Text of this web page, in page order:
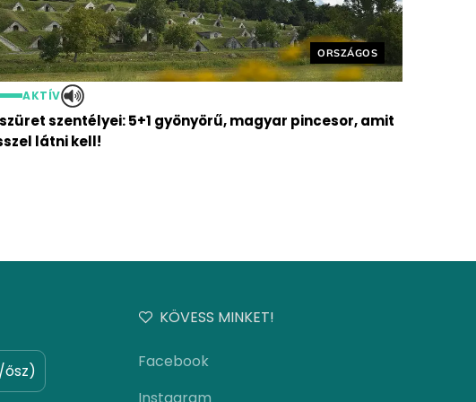
Helyszín címkék:
ORSZÁGOS
AKTÍV
szentélyei: 5+1 gyönyörű, magyar pincesor, amit
látni kell!
ősz)
KÖVESS MINKET!
Facebook
Instagram